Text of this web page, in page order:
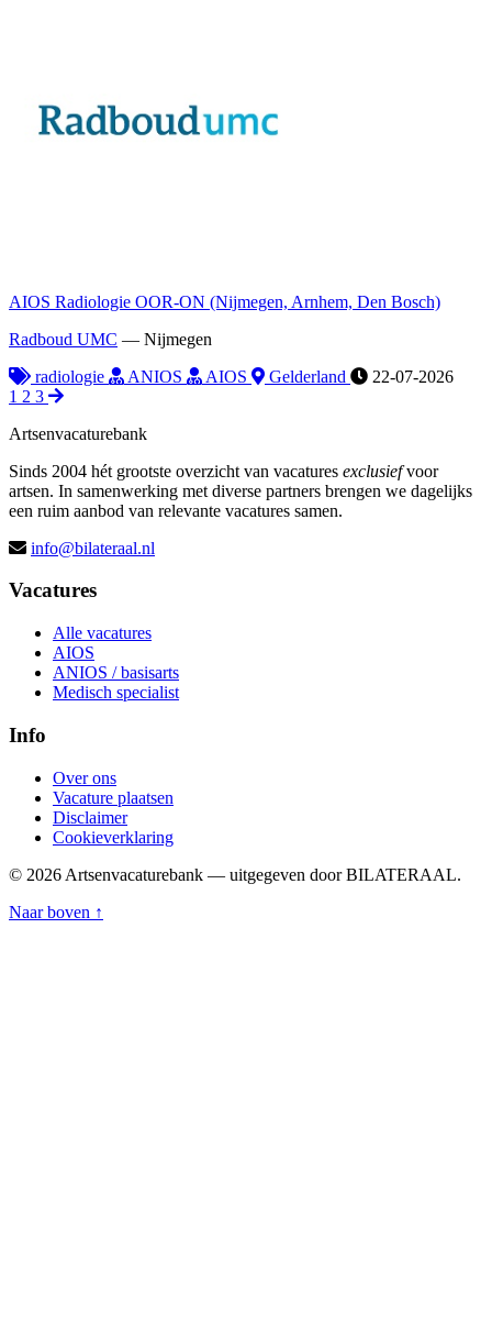
AIOS Radiologie OOR-ON (Nijmegen, Arnhem, Den Bosch)
Radboud UMC — Nijmegen
radiologie
ANIOS AIOS Gelderland
22-07-2026
1 2 3
Artsenvacaturebank
Sinds 2004 hét grootste overzicht van vacatures exclusiefvoor
artsen. In samenwerking met diverse partners brengen we dagelijks
een ruim aanbod van relevante vacatures samen.
info@bilateraal.nl
Vacatures
Alle vacatures
AIOS
ANIOS / basisarts
Medisch specialist
Info
Over ons
Vacature plaatsen
Disclaimer
Cookieverklaring
© 2026 Artsenvacaturebank — uitgegeven door BILATERAAL.
Naar boven ↑